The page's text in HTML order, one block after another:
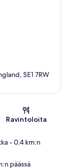
SE1 7RW
Ravintoloita
- 0.4 km:n
päässä